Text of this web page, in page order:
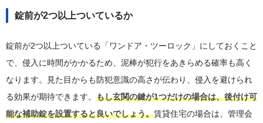
錠前が2つ以上ついているか
錠前が2つ以上ついている「ワンドア・ツーロック」にしておくこと
で、侵入に時間がかかるため、泥棒が犯行をあきらめる確率も高く
なります。見た目からも防犯意識の高さが伝わり、侵入を避けられ
る効果が期待できます。 もし玄関の鍵が1つだけの場合は、後付け可
能な補助錠を設置すると良いでしょう。賃貸住宅の場合は、管理会